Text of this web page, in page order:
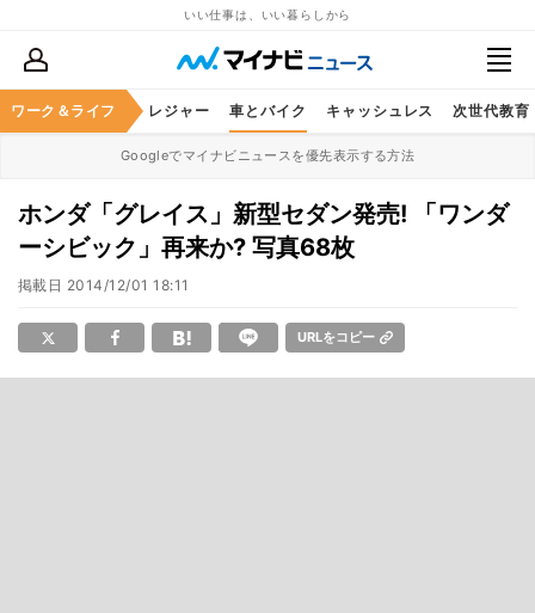
いい仕事は、いい暮らしから
ワーク＆ライフ
スケア グルメ レジャー 車とバイク キャッシュレス 次世代教育
Googleでマイナビニュースを優先表示する方法
ホンダ「グレイス」新型セダン発売! 「ワンダ
ーシビック」再来か? 写真68枚
掲載日 2014/12/01 18:11
URLをコピー